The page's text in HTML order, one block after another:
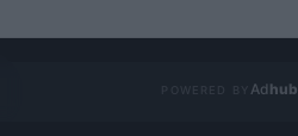
Ad hub